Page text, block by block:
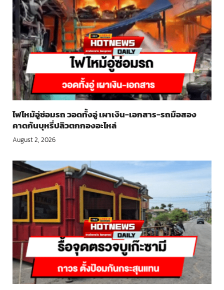
ไฟไหม้อู่ซ่อมรถ วอดทั้งอู่ เผาเงิน-เอกสาร-รถมือสอง
คาดก้นบุหรี่ปลิวตกกองอะไหล่
August 2, 2026